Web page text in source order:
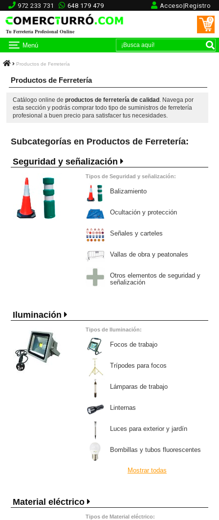
972 233 731 648 179 479 Acceso|Registro
Tu Ferretería Profesional Online
0
Menú
Productos de Ferretería
Productos de Ferretería
Catálogo online de productos de ferretería de calidad . Navega por
esta sección y podrás comprar todo tipo de suministros de ferretería
profesional a buen precio para satisfacer tus necesidades.
Subcategorías en Productos de Ferretería:
Seguridad y señalización
Tipos de Seguridad y señalización:
Balizamiento
Ocultación y protección
Señales y carteles
Vallas de obra y peatonales
Otros elementos de seguridad y
señalización
Iluminación
Tipos de Iluminación:
Focos de trabajo
Trípodes para focos
Lámparas de trabajo
Linternas
Luces para exterior y jardín
Bombillas y tubos fluorescentes
Mostrar todas
Material eléctrico
Tipos de Material eléctrico: